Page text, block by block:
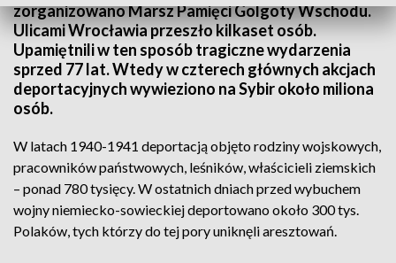
zorganizowano Marsz Pamięci Golgoty Wschodu.
Ulicami Wrocławia przeszło kilkaset osób.
Upamiętnili w ten sposób tragiczne wydarzenia
sprzed 77 lat. Wtedy w czterech głównych akcjach
deportacyjnych wywieziono na Sybir około miliona
osób.
W latach 1940-1941 deportacją objęto rodziny wojskowych,
pracowników państwowych, leśników, właścicieli ziemskich
– ponad 780 tysięcy. W ostatnich dniach przed wybuchem
wojny niemiecko-sowieckiej deportowano około 300 tys.
Polaków, tych którzy do tej pory uniknęli aresztowań.